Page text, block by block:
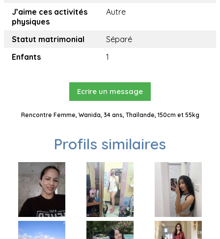
J’aime ces activités
physiques
Autre
Statut matrimonial
Séparé
Enfants
1
Ecrire un message
Rencontre Femme, Wanida, 34 ans, Thaïlande, 150cm et 55kg
Profils similaires